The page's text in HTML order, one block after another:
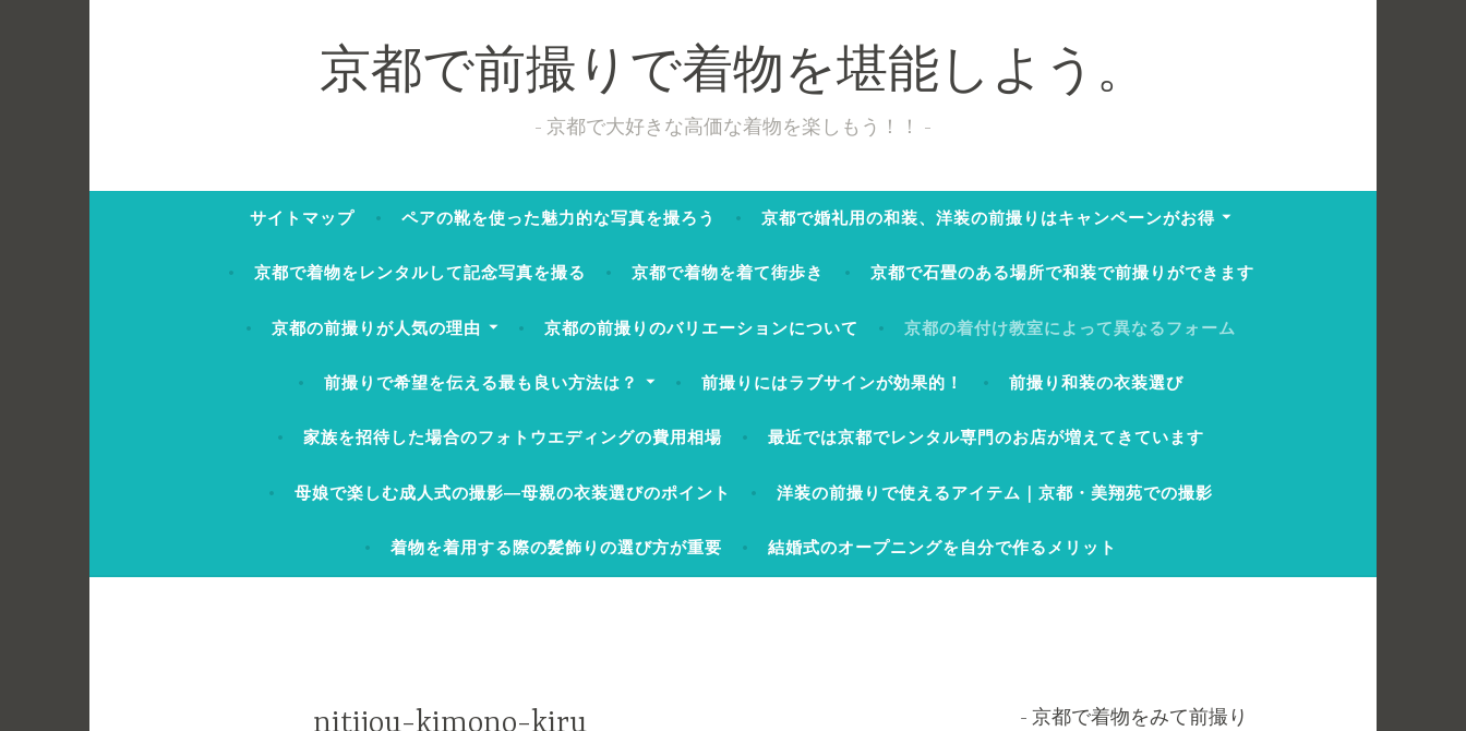
ス
京都で前撮りで着物を堪能しよう。
京都で大好きな高価な着物を楽しもう！！
サイトマップ ペアの靴を使った魅力的な写真を撮ろう 京都で婚礼用の和装、洋装の前撮りはキャンペーンがお得
京都で着物をレンタルして記念写真を撮る 京都で着物を着て街歩き 京都で石畳のある場所で和装で前撮りができます
京都の前撮りが人気の理由 京都の前撮りのバリエーションについて 京都の着付け教室によって異なるフォーム
前撮りで希望を伝える最も良い方法は？ 前撮りにはラブサインが効果的！ 前撮り和装の衣装選び
家族を招待した場合のフォトウエディングの費用相場 最近では京都でレンタル専門のお店が増えてきています
母娘で楽しむ成人式の撮影―母親の衣装選びのポイント 洋装の前撮りで使えるアイテム｜京都・美翔苑での撮影
着物を着用する際の髪飾りの選び方が重要 結婚式のオープニングを自分で作るメリット
nitijou-kimono-kiru
京都で着物をみて前撮り